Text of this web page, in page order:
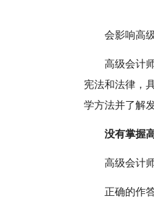
会影响高
高级会计
宪法和法律，
学方法并了解
没有掌握
高级会计
正确的作